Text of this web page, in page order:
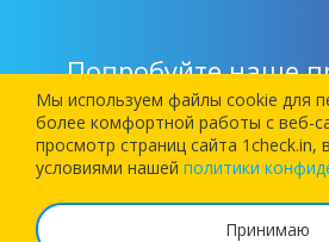
Попробуйте наше
Установите наше приложение и
зарегистрировать вас на
Мы используем файлы cookie для
более комфортной работы c веб-
просмотр страниц сайта 1check.in,
условиями нашей политики
Принимаю